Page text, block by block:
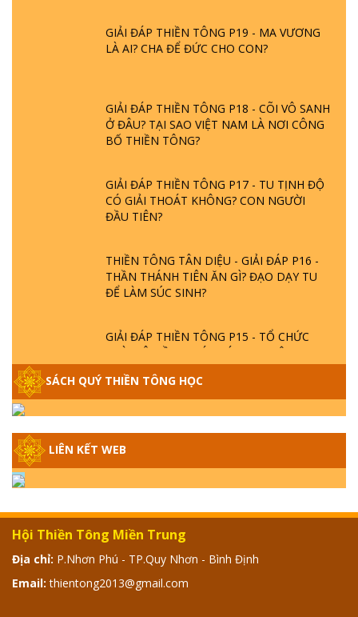
GIẢI ĐÁP THIỀN TÔNG P19 - MA VƯƠNG
LÀ AI? CHA ĐỂ ĐỨC CHO CON?
GIẢI ĐÁP THIỀN TÔNG P18 - CÕI VÔ SANH
Ở ĐÂU? TẠI SAO VIỆT NAM LÀ NƠI CÔNG
BỐ THIỀN TÔNG?
GIẢI ĐÁP THIỀN TÔNG P17 - TU TỊNH ĐỘ
CÓ GIẢI THOÁT KHÔNG? CON NGƯỜI
ĐẦU TIÊN?
THIỀN TÔNG TÂN DIỆU - GIẢI ĐÁP P16 -
THẦN THÁNH TIÊN ĂN GÌ? ĐẠO DẠY TU
ĐỂ LÀM SÚC SINH?
GIẢI ĐÁP THIỀN TÔNG P15 - TỔ CHỨC
LOÀI CÔ HỒN - GIÁO LÝ ĐẠO PHẬT KHI
NÀO XUẤT BẢN
TẦNG BÌNH LƯU LỚN ĐẾN ĐÂU
KHÔNG? XÁ LỢI PHẬT THẬT - GIẢ | TTTD
GIẢI ĐÁP THIỀN TÔNG ĐẶC BIỆT - P12 -
THÁNH ĐÂM THẦN VẶN HỌNG?
SÁCH QUÝ THIỀN TÔNG HỌC
LIÊN KẾT WEB
Hội Thiền Tông Miền Trung
Địa chỉ: P.Nhơn Phú - TP.Quy Nhơn - Bình Định
Email: thientong2013@gmail.com